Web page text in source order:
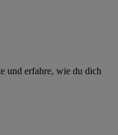
und erfahre, wie du dich